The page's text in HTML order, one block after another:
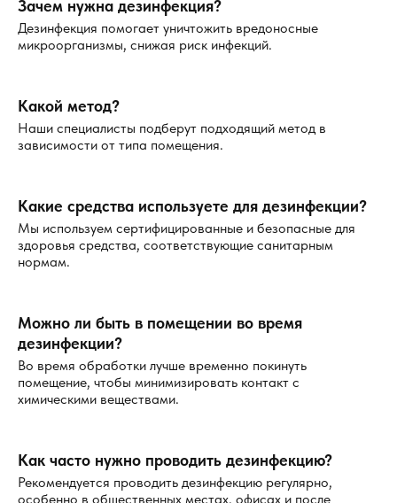
влажностью — углам, стыкам, полу и стенам в
ванной комнате, кухне или подвале.
Используйте комбинацию методов для
После обработки важно обеспечить хорошую
циркуляцию воздуха, чтобы предотвратить
появление новых очагов инфекции. Рекомендуем
Предотвращение повторного заражения
влажности. Вот несколько рекомендаций:
Постоянно очищайте поверхности от пыли и грязи,
используйте антибактериальные моющие средства.
Следите за качественной вентиляцией в помещениях
кухне.
Используйте влагопоглотители или осушители
Зачем нужна дезинфекция?
Дезинфекция помогает уничтожить вредоносные
микроорганизмы, снижая риск инфекций.
Какой метод?
Наши специалисты подберут подходящий метод в
зависимости от типа помещения.
Какие средства используете для дезинфекции?
Мы используем сертифицированные и безопасные для
здоровья средства, соответствующие санитарным
нормам.
Можно ли быть в помещении во время
дезинфекции?
Во время обработки лучше временно покинуть
помещение, чтобы минимизировать контакт с
химическими веществами.
Как часто нужно проводить дезинфекцию?
Рекомендуется проводить дезинфекцию регулярно,
особенно в общественных местах, офисах и после